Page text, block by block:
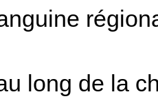
long de la